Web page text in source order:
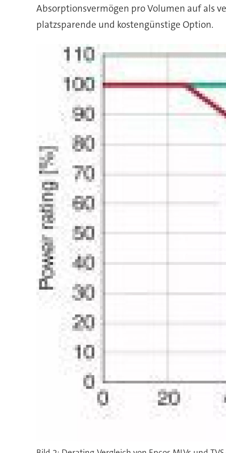
Absorptionsvermögen pro Volumen auf als
platzsparende und kostengünstige Option.